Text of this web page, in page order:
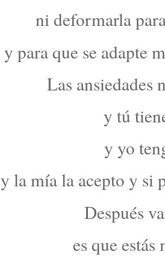
ni deformarla
y para que se adapte
Las ansiedades
y tú
y yo
y la mía la acepto y si
Después
es que